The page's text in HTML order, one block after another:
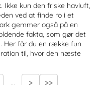
kun den friske havluft,
ved at finde ro i et
gemmer også på en
fakta, som gør det
Her får du en række fun
til, hvor den næste
... > >>